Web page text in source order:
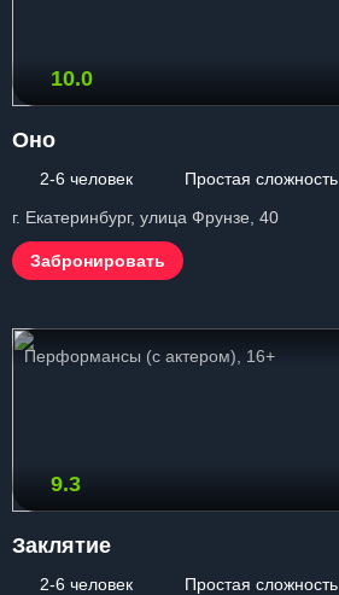
10.0
Оно
2-6 человек
Простая сложность
г. Екатеринбург, улица Фрунзе, 40
Забронировать
Перформансы (с актером), 16+
9.3
Заклятие
2-6 человек
Простая сложность